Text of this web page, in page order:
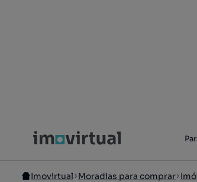
Imovirtual Moradias para comprar